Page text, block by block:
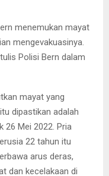
menemukan mayat
mengevakuasinya.
Polisi Bern dalam
mayat yang
dipastikan adalah
26 Mei 2022. Pria
22 tahun itu
arus deras,
dan kecelakaan di